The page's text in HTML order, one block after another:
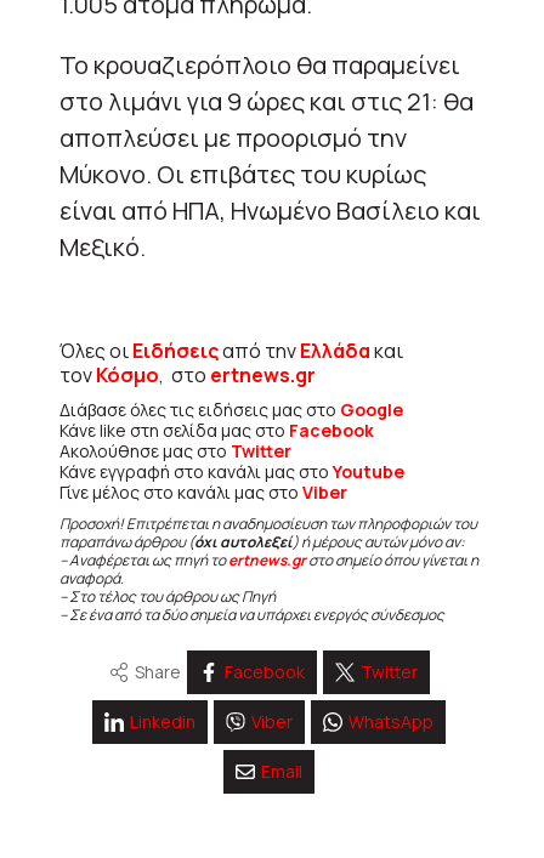
Το κρουαζιερόπλοιο θα παραμείνει
στο λιμάνι για 9 ώρες και στις 21: θα
αποπλεύσει με προορισμό την
Μύκονο. Οι επιβάτες του κυρίως
είναι από ΗΠΑ, Ηνωμένο Βασίλειο και
Μεξικό.
Όλες οιΕιδήσειςαπό τηνΕλλάδακαι
τονΚόσμο, στο ertnews.gr
Διάβασε όλες τις ειδήσεις μας στο Google
Κάνε like στη σελίδα μας στο Facebook
Ακολούθησε μας στο Twitter
Κάνε εγγραφή στο κανάλι μας στοYoutube
Γίνε μέλος στο κανάλι μας στο Viber
Προσοχή! Επιτρέπεται η αναδημοσίευση των πληροφοριών του
παραπάνω άρθρου (όχι αυτολεξεί) ή μέρους αυτών μόνο αν:
– Αναφέρεται ως πηγή τοertnews.grστο σημείο όπου γίνεται η
αναφορά.
– Στο τέλος του άρθρου ως Πηγή
– Σε ένα από τα δύο σημεία να υπάρχει ενεργός σύνδεσμος
Share Facebook Twitter
Linkedin Viber WhatsApp
Email